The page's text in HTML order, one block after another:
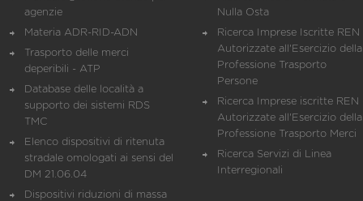
agenzie
Materia ADR-RID-ADN
Trasporto delle merci
deperibili - ATP
Database delle località a
supporto dei sistemi RDS
TMC
Elenco dispositivi di ritenuta
stradale omologati ai sensi del
DM 21.06.04
Dispositivi riduzioni di massa
Nulla Osta
Ricerca Imprese Iscritte REN
Autorizzate all'Esercizio della
Professione Trasporto
Persone
Ricerca Imprese iscritte REN
Autorizzate all'Esercizio della
Professione Trasporto Merci
Ricerca Servizi di Linea
Interregionali